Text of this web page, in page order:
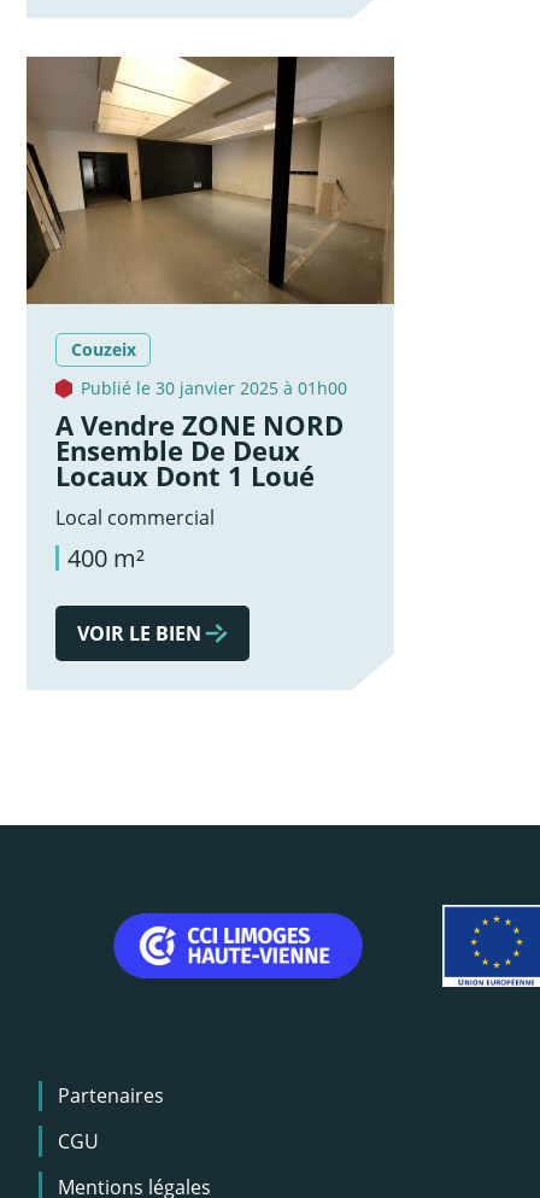
Couzeix
Publié le 30 janvier 2025 à 01h00
A Vendre ZONE NORD
Ensemble De Deux
Locaux Dont 1 Loué
Local commercial
400 m²
VOIR LE BIEN
Menu
Pied
de
page
Partenaires
CGU
Mentions légales